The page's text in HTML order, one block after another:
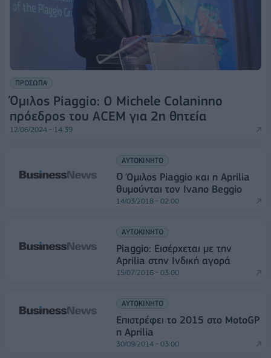
ΠΡΟΣΩΠΑ
Όμιλος Piaggio: Ο Michele Colaninno
πρόεδρος του ACEM για 2η θητεία
12/06/2024 - 14:39
ΑΥΤΟΚΙΝΗΤΟ
Ο Όμιλος Piaggio και η Aprilia
θυμούνται τον Ivano Beggio
14/03/2018 - 02:00
ΑΥΤΟΚΙΝΗΤΟ
Piaggio: Εισέρχεται με την
Aprilia στην Ινδική αγορά
15/07/2016 - 03:00
ΑΥΤΟΚΙΝΗΤΟ
Επιστρέφει το 2015 στο MotoGP
η Aprilia
30/09/2014 - 03:00